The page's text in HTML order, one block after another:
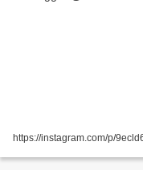
https://instagram.com/p/